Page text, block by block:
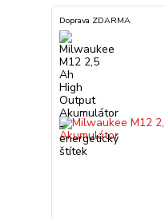
Doprava ZDARMA